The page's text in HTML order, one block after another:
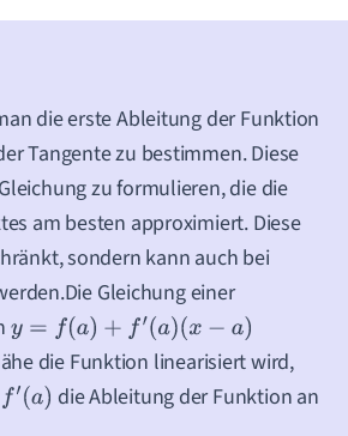
die erste Ableitung der Funktion
Tangente zu bestimmen. Diese
zu formulieren, die die
am besten approximiert. Diese
sondern kann auch bei
Gleichung einer
y=f(a )+f′(a) (x− a)
die Funktion linearisiert wird,
f′(a)
die Ableitung der Funktion an